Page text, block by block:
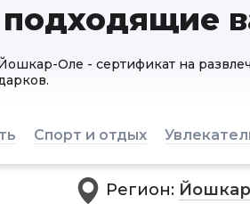
подходящие
Оле - сертификат на
Спорт и отдых
Регион: